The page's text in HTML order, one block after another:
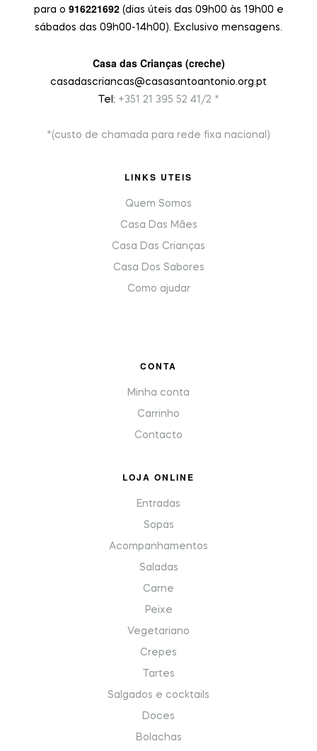
para o 916221692 (dias úteis das 09h00 às 19h00 e
sábados das 09h00-14h00). Exclusivo mensagens.
Casa das Crianças (creche)
casadascriancas@casasantoantonio.org.pt
Tel: +351 21 395 52 41/2 *
*(custo de chamada para rede fixa nacional)
LINKS UTEIS
Quem Somos
Casa Das Mães
Casa Das Crianças
Casa Dos Sabores
Como ajudar
CONTA
Minha conta
Carrinho
Contacto
LOJA ONLINE
Entradas
Sopas
Acompanhamentos
Saladas
Carne
Peixe
Vegetariano
Crepes
Tartes
Salgados e cocktails
Doces
Bolachas